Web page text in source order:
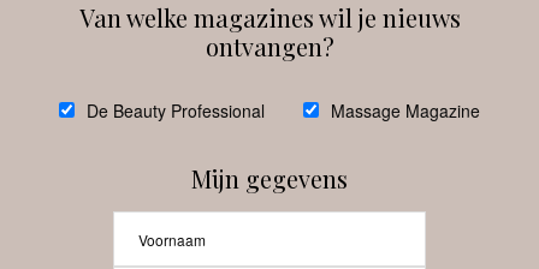
debeautyprofessional
Van welke magazines wil je nieuws
ontvangen?
De Beauty Professional Massage Magazine
Mijn gegevens